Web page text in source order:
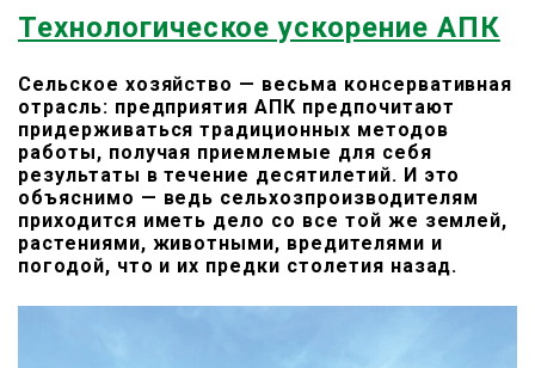
Технологическое ускорение АПК
Сельское хозяйство — весьма консервативная
отрасль: предприятия АПК предпочитают
придерживаться традиционных методов
работы, получая приемлемые для себя
результаты в течение десятилетий. И это
объяснимо — ведь сельхозпроизводителям
приходится иметь дело со все той же землей,
растениями, животными, вредителями и
погодой, что и их предки столетия назад.